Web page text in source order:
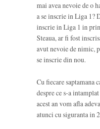
mai avea nevoie de o
a se inscrie in Liga 1?
inscrie in Liga 1 in
Steaua, ar fi fost
avut nevoie de nimic,
se inscrie din nou.
Cu fiecare saptamana
despre ce s-a
acest an vom afla
atunci cu siguranta in